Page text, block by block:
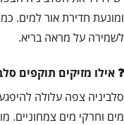
ומונעת חדירת אור למים.
לשמירה על מראה בריא.
אילו מזיקים תוקפים
סלביניה צפה עלולה
מים וחרקי מים צמחוניים.